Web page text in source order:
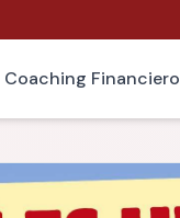
Coaching Financiero